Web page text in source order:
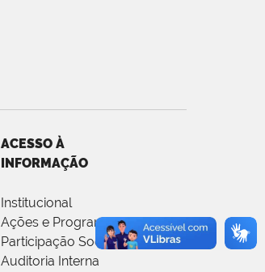
ACESSO À
INFORMAÇÃO
Institucional
Ações e Programas
Participação Social
Auditoria Interna